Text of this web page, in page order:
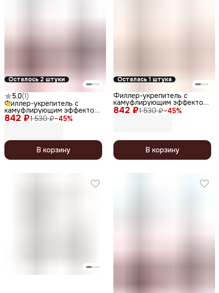
Осталось 2 штуки
5.0(1)
842 ₽1 530 ₽−45%
Филлер-укрепитель с
камуфлирующим эффектом
/ Nude Filler 01 Pink Vintage,
глянцевый финиш, 12,5 мл
В корзину
Осталась 1 штука
842 ₽1 530 ₽−45%
Филлер-укрепитель с
камуфлирующим эффектом
/ Nude Filler 03 Beige Blush,
глянцевый финиш, 12,5 мл
В корзину